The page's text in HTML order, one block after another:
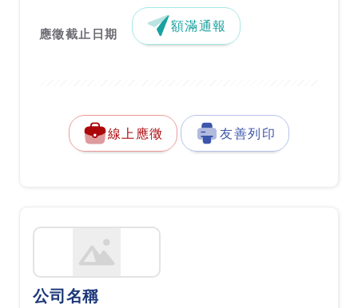
應徵截止日期 額滿通報
線上應徵 友善列印
公司名稱